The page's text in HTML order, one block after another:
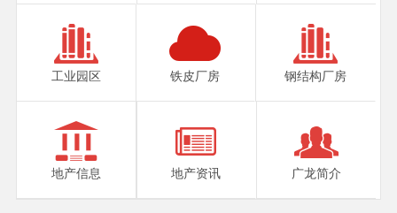
工业园区 铁皮厂房 钢结构厂房
地产信息 地产资讯 广龙简介